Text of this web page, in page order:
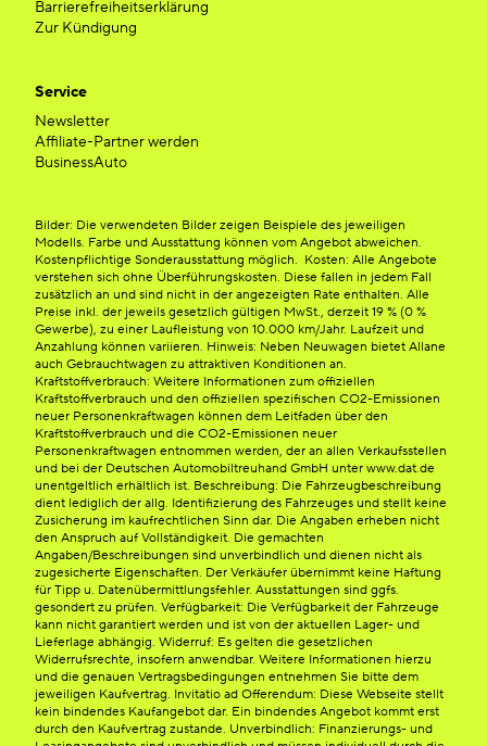
Barrierefreiheitserklärung
Zur Kündigung
Service
Newsletter
Affiliate-Partner werden
BusinessAuto
Bilder: Die verwendeten Bilder zeigen Beispiele des jeweiligen
Modells. Farbe und Ausstattung können vom Angebot abweichen.
Kostenpflichtige Sonderausstattung möglich. Kosten: Alle Angebote
verstehen sich ohne Überführungskosten. Diese fallen in jedem Fall
zusätzlich an und sind nicht in der angezeigten Rate enthalten. Alle
Preise inkl. der jeweils gesetzlich gültigen MwSt., derzeit 19 % (0 %
Gewerbe), zu einer Laufleistung von 10.000 km/Jahr. Laufzeit und
Anzahlung können variieren. Hinweis: Neben Neuwagen bietet Allane
auch Gebrauchtwagen zu attraktiven Konditionen an.
Kraftstoffverbrauch: Weitere Informationen zum offiziellen
Kraftstoffverbrauch und den offiziellen spezifischen CO2-Emissionen
neuer Personenkraftwagen können dem Leitfaden über den
Kraftstoffverbrauch und die CO2-Emissionen neuer
Personenkraftwagen entnommen werden, der an allen Verkaufsstellen
und bei der Deutschen Automobiltreuhand GmbH unter www.dat.de
unentgeltlich erhältlich ist. Beschreibung: Die Fahrzeugbeschreibung
dient lediglich der allg. Identifizierung des Fahrzeuges und stellt keine
Zusicherung im kaufrechtlichen Sinn dar. Die Angaben erheben nicht
den Anspruch auf Vollständigkeit. Die gemachten
Angaben/Beschreibungen sind unverbindlich und dienen nicht als
zugesicherte Eigenschaften. Der Verkäufer übernimmt keine Haftung
für Tipp u. Datenübermittlungsfehler. Ausstattungen sind ggfs.
gesondert zu prüfen. Verfügbarkeit: Die Verfügbarkeit der Fahrzeuge
kann nicht garantiert werden und ist von der aktuellen Lager- und
Lieferlage abhängig. Widerruf: Es gelten die gesetzlichen
Widerrufsrechte, insofern anwendbar. Weitere Informationen hierzu
und die genauen Vertragsbedingungen entnehmen Sie bitte dem
jeweiligen Kaufvertrag. Invitatio ad Offerendum: Diese Webseite stellt
kein bindendes Kaufangebot dar. Ein bindendes Angebot kommt erst
durch den Kaufvertrag zustande. Unverbindlich: Finanzierungs- und